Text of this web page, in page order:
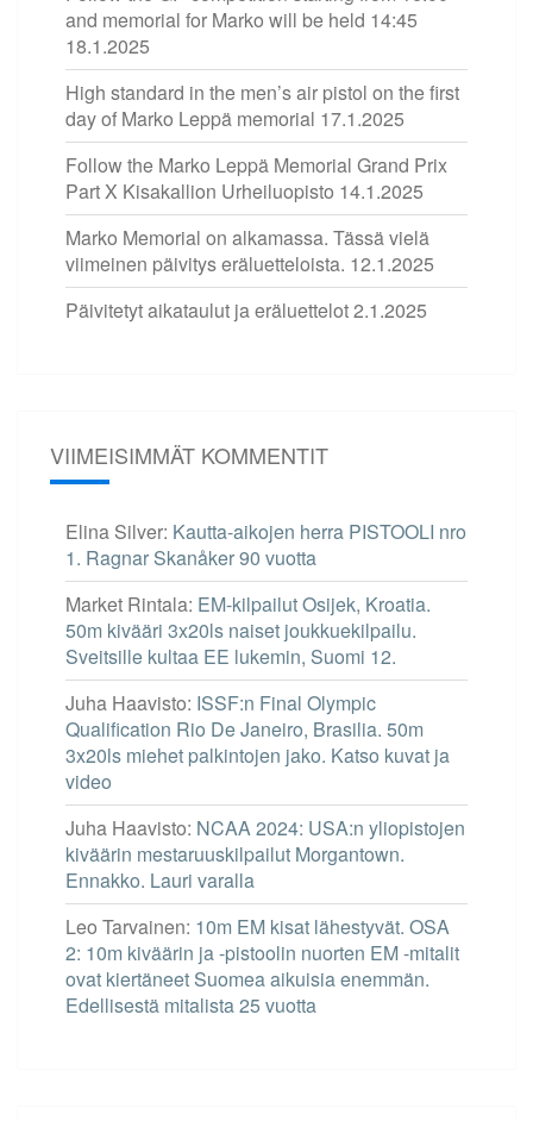
and memorial for Marko will be held 14:45
18.1.2025
High standard in the men’s air pistol on the first
day of Marko Leppä memorial 17.1.2025
Follow the Marko Leppä Memorial Grand Prix
Part X Kisakallion Urheiluopisto 14.1.2025
Marko Memorial on alkamassa. Tässä vielä
viimeinen päivitys eräluetteloista. 12.1.2025
Päivitetyt aikataulut ja eräluettelot2.1.2025
VIIMEISIMMÄT KOMMENTIT
Elina Silver: Kautta-aikojen herra PISTOOLI nro
1. Ragnar Skanåker 90 vuotta
Market Rintala: EM-kilpailut Osijek, Kroatia.
50m kivääri 3x20ls naiset joukkuekilpailu.
Sveitsille kultaa EE lukemin, Suomi 12.
Juha Haavisto: ISSF:n Final Olympic
Qualification Rio De Janeiro, Brasilia. 50m
3x20ls miehet palkintojen jako. Katso kuvat ja
video
Juha Haavisto: NCAA 2024: USA:n yliopistojen
kiväärin mestaruuskilpailut Morgantown.
Ennakko. Lauri varalla
Leo Tarvainen: 10m EM kisat lähestyvät. OSA
2: 10m kiväärin ja -pistoolin nuorten EM -mitalit
ovat kiertäneet Suomea aikuisia enemmän.
Edellisestä mitalista 25 vuotta